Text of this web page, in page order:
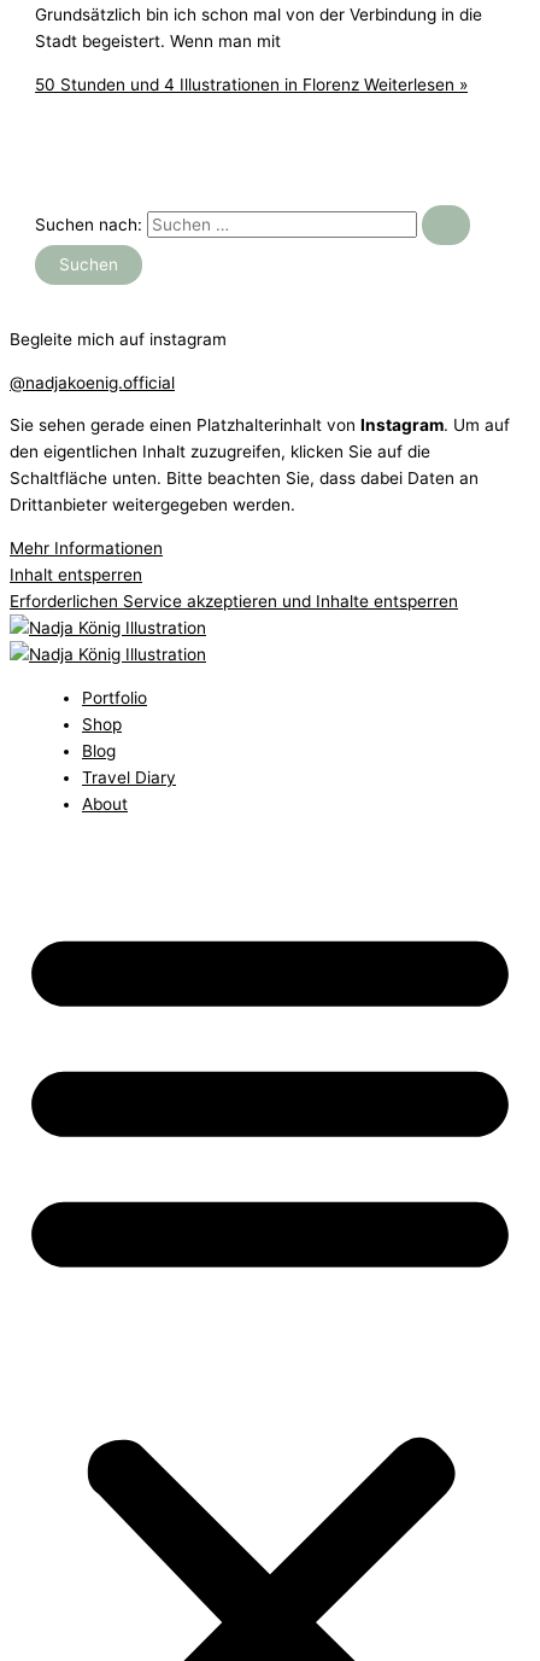
Grundsätzlich bin ich schon mal von der Verbindung in die
Stadt begeistert. Wenn man mit
50 Stunden und 4 Illustrationen in Florenz Weiterlesen »
Suchen nach:
Begleite mich auf instagram
@nadjakoenig.official
Sie sehen gerade einen Platzhalterinhalt von Instagram. Um auf
den eigentlichen Inhalt zuzugreifen, klicken Sie auf die
Schaltfläche unten. Bitte beachten Sie, dass dabei Daten an
Drittanbieter weitergegeben werden.
Mehr Informationen
Inhalt entsperren
Erforderlichen Service akzeptieren und Inhalte entsperren
Portfolio
Shop
Blog
Travel Diary
About